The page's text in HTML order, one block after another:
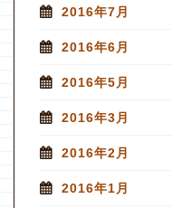
2016年7月
2016年6月
2016年5月
2016年3月
2016年2月
2016年1月